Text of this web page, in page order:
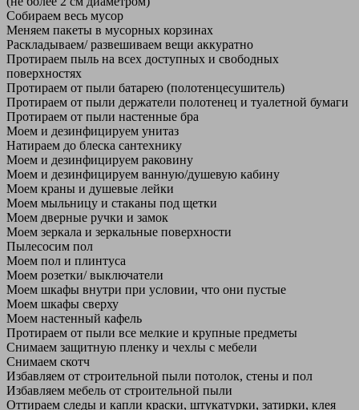
Собираем весь мусор
Меняем пакеты в мусорных корзинах
Раскладываем/ развешиваем вещи аккуратно
Протираем пыль на всех доступных и свободных
поверхностях
Протираем от пыли батарею (полотенцесушитель)
Протираем от пыли держатели полотенец и туалетной бумаги
Протираем от пыли настенные бра
Моем и дезинфицируем унитаз
Натираем до блеска сантехнику
Моем и дезинфицируем раковину
Моем и дезинфицируем ванную/душевую кабину
Моем краны и душевые лейки
Моем мыльницу и стаканы под щетки
Моем дверные ручки и замок
Моем зеркала и зеркальные поверхности
Пылесосим пол
Моем пол и плинтуса
Моем розетки/ выключатели
Моем шкафы внутри при условии, что они пустые
Моем шкафы сверху
Моем настенный кафель
Протираем от пыли все мелкие и крупные предметы
Снимаем защитную пленку и чехлы с мебели
Снимаем скотч
Избавляем от строительной пыли потолок, стены и пол
Избавляем мебель от строительной пыли
Оттираем следы и капли краски, штукатурки, затирки, клея